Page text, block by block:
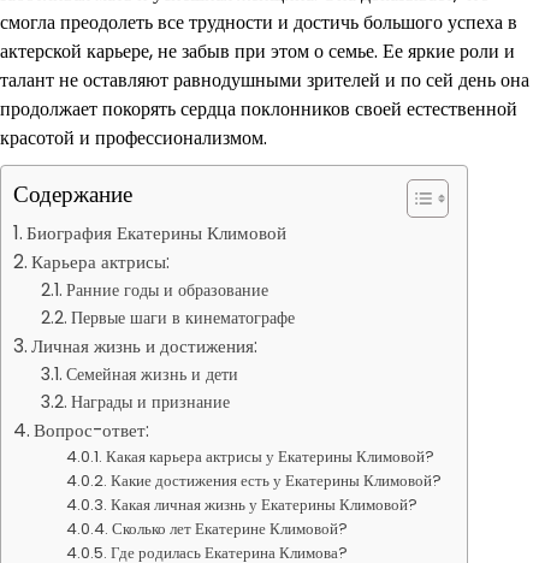
смогла преодолеть все трудности и достичь большого успеха в
актерской карьере, не забыв при этом о семье. Ее яркие роли и
талант не оставляют равнодушными зрителей и по сей день она
продолжает покорять сердца поклонников своей естественной
красотой и профессионализмом.
Содержание
Биография Екатерины Климовой
Карьера актрисы:
Ранние годы и образование
Первые шаги в кинематографе
Личная жизнь и достижения:
Семейная жизнь и дети
Награды и признание
Вопрос-ответ:
Какая карьера актрисы у Екатерины Климовой?
Какие достижения есть у Екатерины Климовой?
Какая личная жизнь у Екатерины Климовой?
Сколько лет Екатерине Климовой?
Где родилась Екатерина Климова?